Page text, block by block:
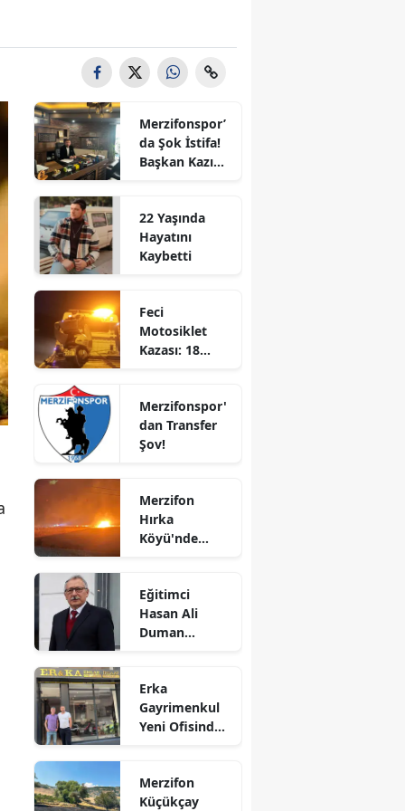
Bingöl
Bolu
Burdur
Çanakkale
Çorum
Denizli
Edirne
Erzincan
Erzurum
Gaziantep
Gümüşhane
Hakkari
Isparta
Merzifonspor’
da Şok İstifa!
Başkan Kazım
22 Yaşında
Hayatını
Kaybetti
Feci
Motosiklet
Kazası: 18
Kaybetti
Merzifonspor'
dan Transfer
Şov!
Merzifon
Hırka
Köyü'nde
Alevler İlçenin
Birçok
Noktasından
Eğitimci
Hasan Ali
Duman
Erka
Gayrimenkul
Yeni Ofisinde
“Gayrimenkul
Almak İçin
Merzifon
Küçükçay